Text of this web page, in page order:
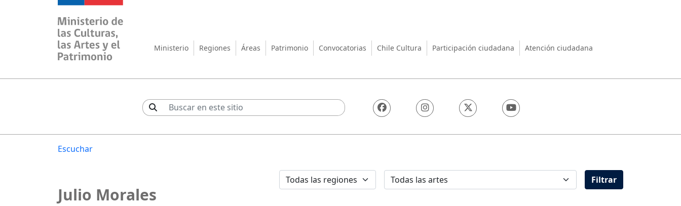
Ministerio de las Culturas, las Artes y el Patrimonio
Ministerio Regiones Áreas Patrimonio Convocatorias Chile Cultura Participación ciudadana Atención ciudadana
Escuchar
Filtrar
Julio Morales